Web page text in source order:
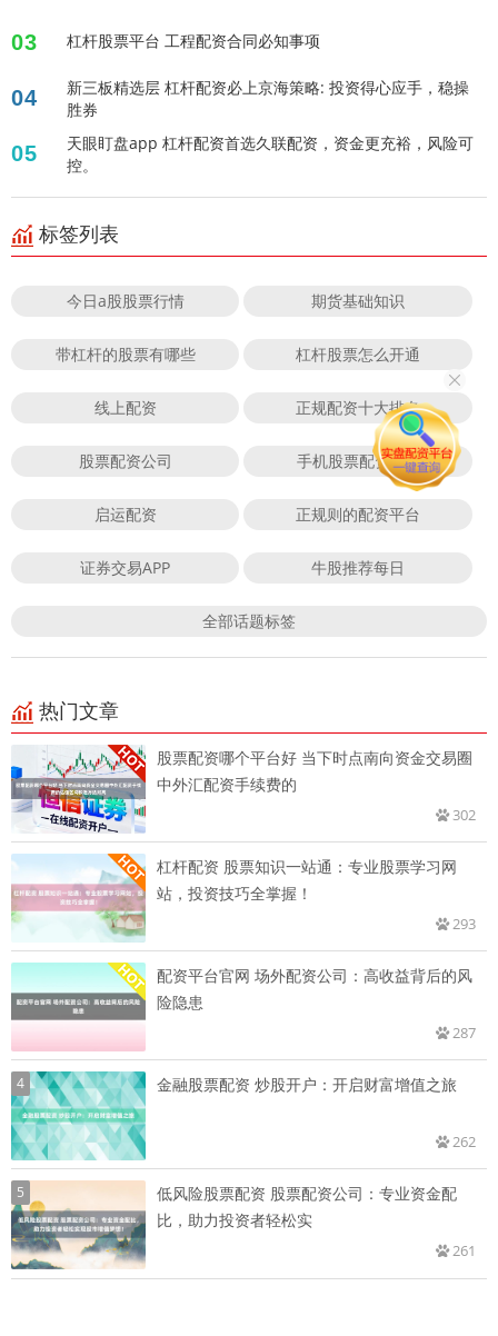
03 杠杆股票平台 工程配资合同必知事项
04
新三板精选层 杠杆配资必上京海策略: 投资得心应手，稳操
胜券
05
天眼盯盘app 杠杆配资首选久联配资，资金更充裕，风险可
控。
标签列表
今日a股股票行情 期货基础知识
带杠杆的股票有哪些 杠杆股票怎么开通
线上配资 正规配资十大排名
股票配资公司 手机股票配资app
启运配资 正规则的配资平台
证券交易APP 牛股推荐每日
全部话题标签
热门文章
股票配资哪个平台好 当下时点南向资金交易圈
中外汇配资手续费的
302
杠杆配资 股票知识一站通：专业股票学习网
站，投资技巧全掌握！
293
配资平台官网 场外配资公司：高收益背后的风
险隐患
287
4 金融股票配资 炒股开户：开启财富增值之旅
262
5
低风险股票配资 股票配资公司：专业资金配
比，助力投资者轻松实
261